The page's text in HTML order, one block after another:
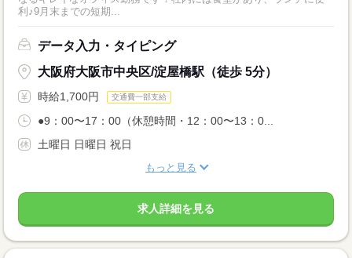
利♪9月末までの短期...
データ入力・タイピング
大阪府大阪市中央区/淀屋橋駅（徒歩 5分）
時給1,700円 交通費一部支給
●9：00〜17：00（休憩時間・12：00〜13：0...
土曜日 日曜日 祝日
もっと見る
求人詳細を見る